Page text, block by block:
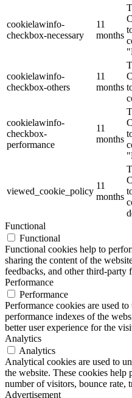
cookielawinfo-
checkbox-necessary
11
months
cookielawinfo-
checkbox-others
11
months
cookielawinfo-
checkbox-
performance
11
months
viewed_cookie_policy
11
months
Functional
Functional
Functional cookies help to
sharing the content of the
feedbacks, and other third-party
Performance
Performance
Performance cookies are used
performance indexes of the
better user experience for the
Analytics
Analytics
Analytical cookies are used to
the website. These cookies
number of visitors, bounce rate,
Advertisement